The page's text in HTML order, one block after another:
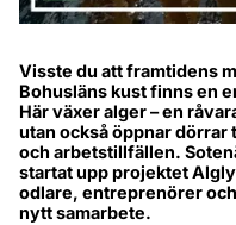
Visste du att framtidens
Bohusläns kust finns en
Här växer alger – en
utan också öppnar
och arbetstillfällen.
startat upp projektet
odlare, entreprenörer
nytt samarbete.